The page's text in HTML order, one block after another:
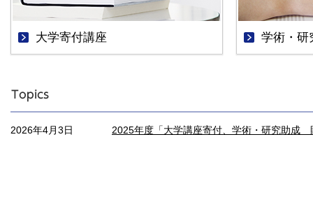
大学寄付講座 学術・研
2026年4月3日 2025年度「大学講座寄付、学術・研究助成